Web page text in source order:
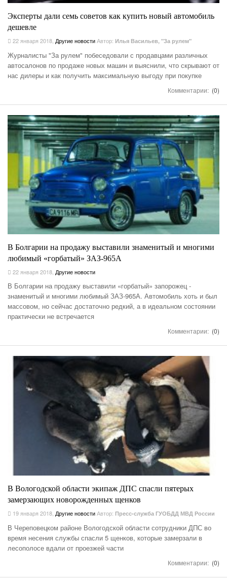
Эксперты дали семь советов как купить новый автомобиль
дешевле
22 января 2018 Другие новостиАвтор: Илья Васильев, "За рулем"
Журналисты "За рулем" побеседовали с продавцами различных
автосалонов по продаже новых машин и выяснили, что скрывают от
нас дилеры и как получить максимальную выгоду при покупке
Комментарии: (0)
В Болгарии на продажу выставили знаменитый и многими
любимый «горбатый» ЗАЗ-965А
22 января 2018 Другие новости
В Болгарии на продажу выставили «горбатый» запорожец -
знаменитый и многими любимый ЗАЗ-965А. Автомобиль хоть и был
массовом, но сейчас достаточно редкий, а в идеальном состоянии
практически не встречается
Комментарии: (0)
В Вологодской области экипаж ДПС спасли пятерых
замерзающих новорожденных щенков
19 января 2018 Другие новостиАвтор: Пресс-служба ГУОБДД МВД России
В Череповецком районе Вологодской области сотрудники ДПС во
время несения службы спасли 5 щенков, которые замерзали в
лесополосе вдали от проезжей части
Комментарии: (0)